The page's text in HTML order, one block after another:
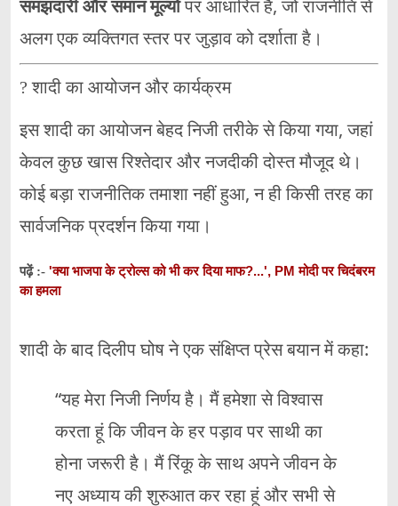
समझदारी और समान मूल्योंपर आधारित है, जो राजनीति से
अलग एक व्यक्तिगत स्तर पर जुड़ाव को दर्शाता है।
? शादी का आयोजन और कार्यक्रम
इस शादी का आयोजन बेहद निजी तरीके से किया गया, जहां
केवल कुछ खास रिश्तेदार और नजदीकी दोस्त मौजूद थे।
कोई बड़ा राजनीतिक तमाशा नहीं हुआ, न ही किसी तरह का
सार्वजनिक प्रदर्शन किया गया।
पढ़ें :- 'क्या भाजपा के ट्रोल्स को भी कर दिया माफ?...', PM मोदी पर चिदंबरम
का हमला
शादी के बाद दिलीप घोष ने एक संक्षिप्त प्रेस बयान में कहा:
“यह मेरा निजी निर्णय है। मैं हमेशा से विश्वास
करता हूं कि जीवन के हर पड़ाव पर साथी का
होना जरूरी है। मैं रिंकू के साथ अपने जीवन के
नए अध्याय की शुरुआत कर रहा हूं और सभी से